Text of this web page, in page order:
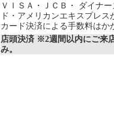
ＶＩＳＡ・ＪＣＢ・ ダイナ
ド・アメリカンエキスプレ
カード決済による手数料はか
店頭決済 ※2週間以内にご来
み。